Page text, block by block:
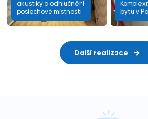
akustiky a odhlučnění
poslechové místnosti
bytu v
Další realizace